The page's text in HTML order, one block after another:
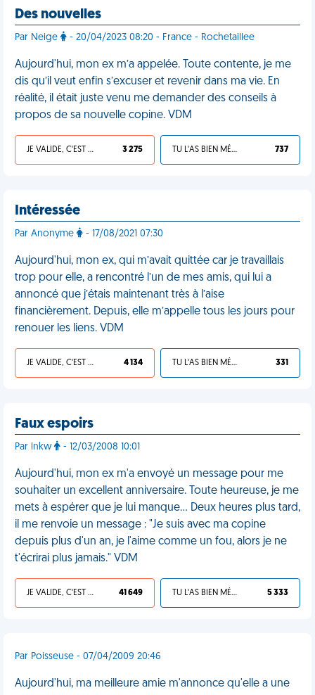
Des nouvelles
Par Neige - 20/04/2023 08:20 - France - Rochetaillee
Aujourd'hui, mon ex m’a appelée. Toute contente, je me
dis qu’il veut enfin s’excuser et revenir dans ma vie. En
réalité, il était juste venu me demander des conseils à
propos de sa nouvelle copine. VDM
JE VALIDE, C'EST UNE VDM 3 275 TU L'AS BIEN MÉRITÉ 737
Intéressée
Par Anonyme - 17/08/2021 07:30
Aujourd'hui, mon ex, qui m’avait quittée car je travaillais
trop pour elle, a rencontré l’un de mes amis, qui lui a
annoncé que j’étais maintenant très à l’aise
financièrement. Depuis, elle m’appelle tous les jours pour
renouer les liens. VDM
JE VALIDE, C'EST UNE VDM 4 134 TU L'AS BIEN MÉRITÉ 331
Faux espoirs
Par lnkw - 12/03/2008 10:01
Aujourd'hui, mon ex m'a envoyé un message pour me
souhaiter un excellent anniversaire. Toute heureuse, je me
mets à espérer que je lui manque... Deux heures plus tard,
il me renvoie un message : "Je suis avec ma copine
depuis plus d'un an, je l'aime comme un fou, alors je ne
t'écrirai plus jamais." VDM
JE VALIDE, C'EST UNE VDM 41 649 TU L'AS BIEN MÉRITÉ 5 333
Par Poisseuse - 07/04/2009 20:46
Aujourd'hui, ma meilleure amie m'annonce qu'elle a une